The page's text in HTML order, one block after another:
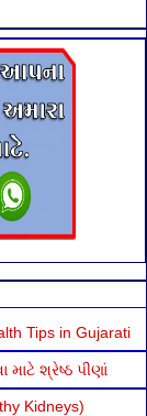
Tips in Gujarati
શ્રેષ્ઠ પીણાં
Kidneys)